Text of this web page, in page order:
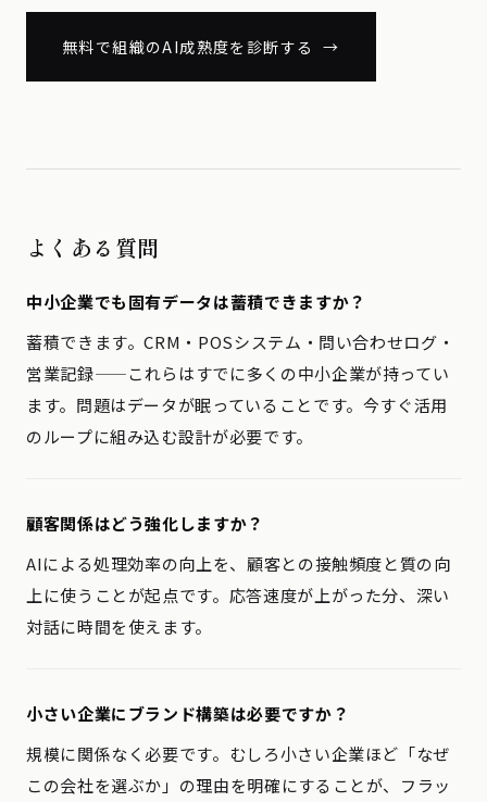
無料で組織のAI成熟度を診断する →
よくある質問
中小企業でも固有データは蓄積できますか？
蓄積できます。CRM・POSシステム・問い合わせログ・
営業記録——これらはすでに多くの中小企業が持ってい
ます。問題はデータが眠っていることです。今すぐ活用
のループに組み込む設計が必要です。
顧客関係はどう強化しますか？
AIによる処理効率の向上を、顧客との接触頻度と質の向
上に使うことが起点です。応答速度が上がった分、深い
対話に時間を使えます。
小さい企業にブランド構築は必要ですか？
規模に関係なく必要です。むしろ小さい企業ほど「なぜ
この会社を選ぶか」の理由を明確にすることが、フラッ